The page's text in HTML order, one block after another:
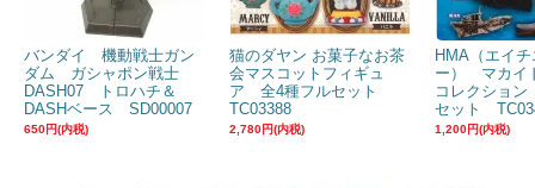
バンダイ 機動戦士ガン
ダム ガシャポン戦士
DASH07 トロハチ＆
DASHベース SD00007
650円(内税)
猫のダヤン お菓子なお茶
会マスコットフィギュ
ア 全4種フルセット
TC03388
2,780円(内税)
HMA（エイ
ー） マカイ
コレクショ
セット
1,200円(内税)